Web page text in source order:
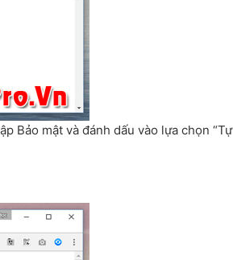
Bảo mật và đánh dấu vào lựa chọn “Tự